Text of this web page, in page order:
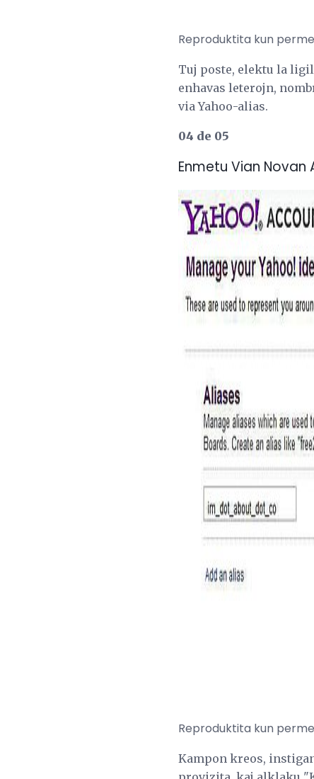
Reproduktita kun
Tuj poste, elektu la
enhavas leterojn,
via Yahoo-alias.
04 de 05
Enmetu Vian Novan
Reproduktita kun
Kampon kreos,